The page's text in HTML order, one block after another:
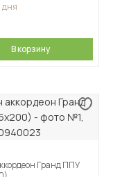
дня
В корзину
Гранд ППУ